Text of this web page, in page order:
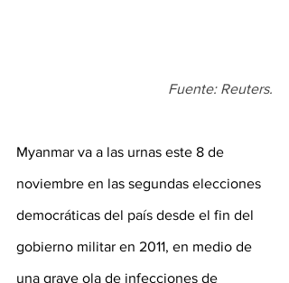
Fuente: Reuters.
Myanmar va a las urnas este 8 de
noviembre en las segundas elecciones
democráticas del país desde el fin del
gobierno militar en 2011, en medio de
una grave ola de infecciones de